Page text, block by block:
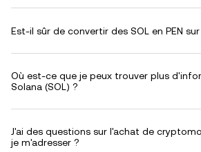
Est-il sûr de convertir des SOL en PEN sur
Où est-ce que je peux trouver plus
Solana (SOL) ?
J'ai des questions sur l'achat de
je m'adresser ?